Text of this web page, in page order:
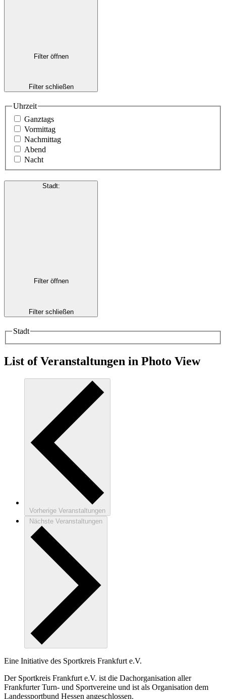
Filter öffnen
Filter schließen
Uhrzeit
Ganztags
Vormittag
Nachmittag
Abend
Nacht
Stadt:
Filter öffnen
Filter schließen
Stadt
List of Veranstaltungen in Photo View
Vorherige Veranstaltungen
Nächste Veranstaltungen
Eine Initiative des Sportkreis Frankfurt e.V.
Der Sportkreis Frankfurt e.V. ist die Dachorganisation aller
Frankfurter Turn- und Sportvereine und ist als Organisation dem
Landessportbund Hessen angeschlossen.